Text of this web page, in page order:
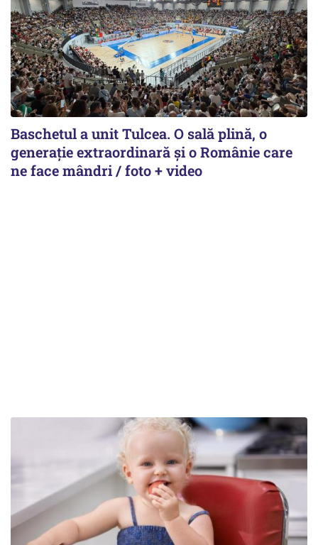
Baschetul a unit Tulcea. O sală plină, o
generație extraordinară și o Românie care
ne face mândri / foto + video